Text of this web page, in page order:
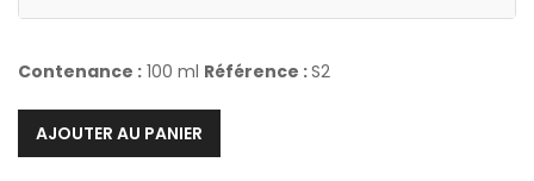
Contenance : 100 ml Référence :S2
AJOUTER AU PANIER